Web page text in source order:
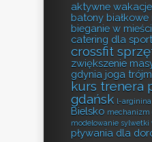
aktywne wakacje
batony białkowe
bieganie w
catering dla
crossfit
zwiększenie
gdynia joga
kurs trenera
gdańsk l-arginina
Bielsko mechanizm
modelowanie sylwetki
pływania dla